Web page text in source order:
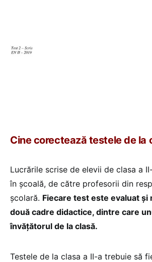
Cine corectează testele de la
Lucrările scrise de elevii de clasa a
în școală, de către profesorii din
școlară. Fiecare test este evaluat și
două cadre didactice, dintre care
învățătorul de la clasă.
Testele de la clasa a II-a trebuie să